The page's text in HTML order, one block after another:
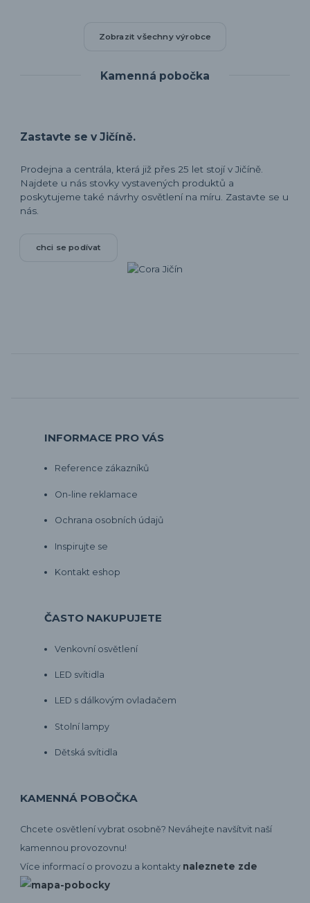
Zobrazit všechny výrobce
Kamenná pobočka
Zastavte se v Jičíně.
Prodejna a centrála, která již přes 25 let stojí v Jičíně.
Najdete u nás stovky vystavených produktů a
poskytujeme také návrhy osvětlení na míru. Zastavte se u
nás.
chci se podívat
INFORMACE PRO VÁS
Reference zákazníků
On-line reklamace
Ochrana osobních údajů
Inspirujte se
Kontakt eshop
ČASTO NAKUPUJETE
Venkovní osvětlení
LED svítidla
LED s dálkovým ovladačem
Stolní lampy
Dětská svítidla
KAMENNÁ POBOČKA
Chcete osvětlení vybrat osobně? Neváhejte navšítvit naší
kamennou provozovnu!
Více informací o provozu a kontakty naleznete zde